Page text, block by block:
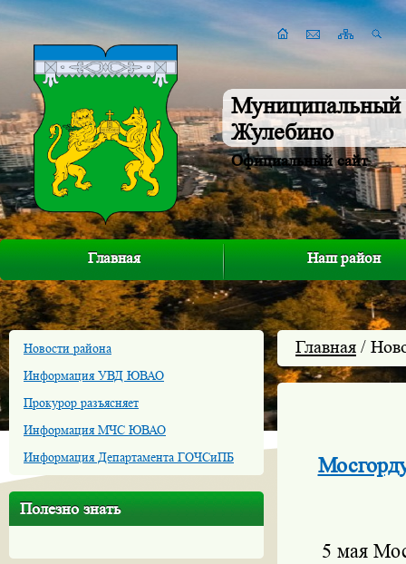
Муниципальный
Жулебино
Официальный сайт
Главная Наш район
Новости района
Информация УВД ЮВАО
Прокурор разъясняет
Информация МЧС ЮВАО
Информация Департамента ГОЧСиПБ
Полезно знать
Главная /
5 мая